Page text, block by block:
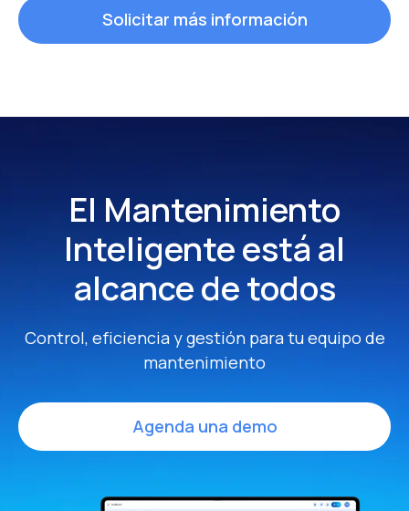
Solicitar más información
El Mantenimiento
Inteligenteestá al
alcance de todos
Control, eficiencia y gestión para tu equipo de
mantenimiento
Agenda una demo